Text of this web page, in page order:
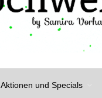
Aktionen und Specials